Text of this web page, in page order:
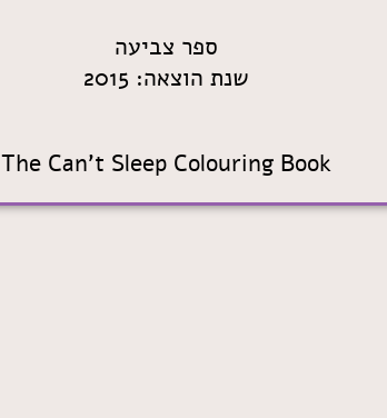
ספר צביעה
שנת הוצאה: 2015
The Can't Sleep Colouring Book